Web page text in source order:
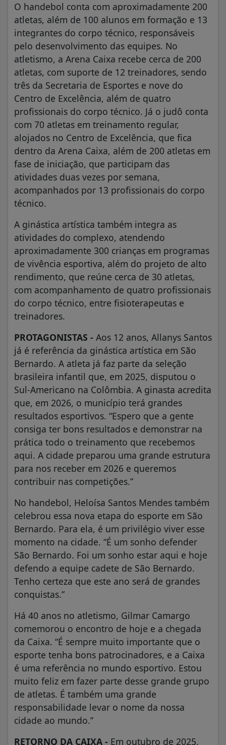
O handebol conta com aproximadamente 200
atletas, além de 100 alunos em formação e 13
integrantes do corpo técnico, responsáveis
pelo desenvolvimento das equipes. No
atletismo, a Arena Caixa recebe cerca de 200
atletas, com suporte de 12 treinadores, sendo
três da Secretaria de Esportes e nove do
Centro de Excelência, além de quatro
profissionais do corpo técnico. Já o judô conta
com 70 atletas em treinamento regular,
alojados no Centro de Excelência, que fica
dentro da Arena Caixa, além de 200 atletas em
fase de iniciação, que participam das
atividades duas vezes por semana,
acompanhados por 13 profissionais do corpo
técnico.
A ginástica artística também integra as
atividades do complexo, atendendo
aproximadamente 300 crianças em programas
de vivência esportiva, além do projeto de alto
rendimento, que reúne cerca de 30 atletas,
com acompanhamento de quatro profissionais
do corpo técnico, entre fisioterapeutas e
treinadores.
PROTAGONISTAS - Aos 12 anos, Allanys Santos
já é referência da ginástica artística em São
Bernardo. A atleta já faz parte da seleção
brasileira infantil que, em 2025, disputou o
Sul-Americano na Colômbia. A ginasta acredita
que, em 2026, o município terá grandes
resultados esportivos. “Espero que a gente
consiga ter bons resultados e demonstrar na
prática todo o treinamento que recebemos
aqui. A cidade preparou uma grande estrutura
para nos receber em 2026 e queremos
contribuir nas competições.”
No handebol, Heloísa Santos Mendes também
celebrou essa nova etapa do esporte em São
Bernardo. Para ela, é um privilégio viver esse
momento na cidade. “É um sonho defender
São Bernardo. Foi um sonho estar aqui e hoje
defendo a equipe cadete de São Bernardo.
Tenho certeza que este ano será de grandes
conquistas.”
Há 40 anos no atletismo, Gilmar Camargo
comemorou o encontro de hoje e a chegada
da Caixa. “É sempre muito importante que o
esporte tenha bons patrocinadores, e a Caixa
é uma referência no mundo esportivo. Estou
muito feliz em fazer parte desse grande grupo
de atletas. É também uma grande
responsabilidade levar o nome da nossa
cidade ao mundo.”
RETORNO DA CAIXA - Em outubro de 2025,